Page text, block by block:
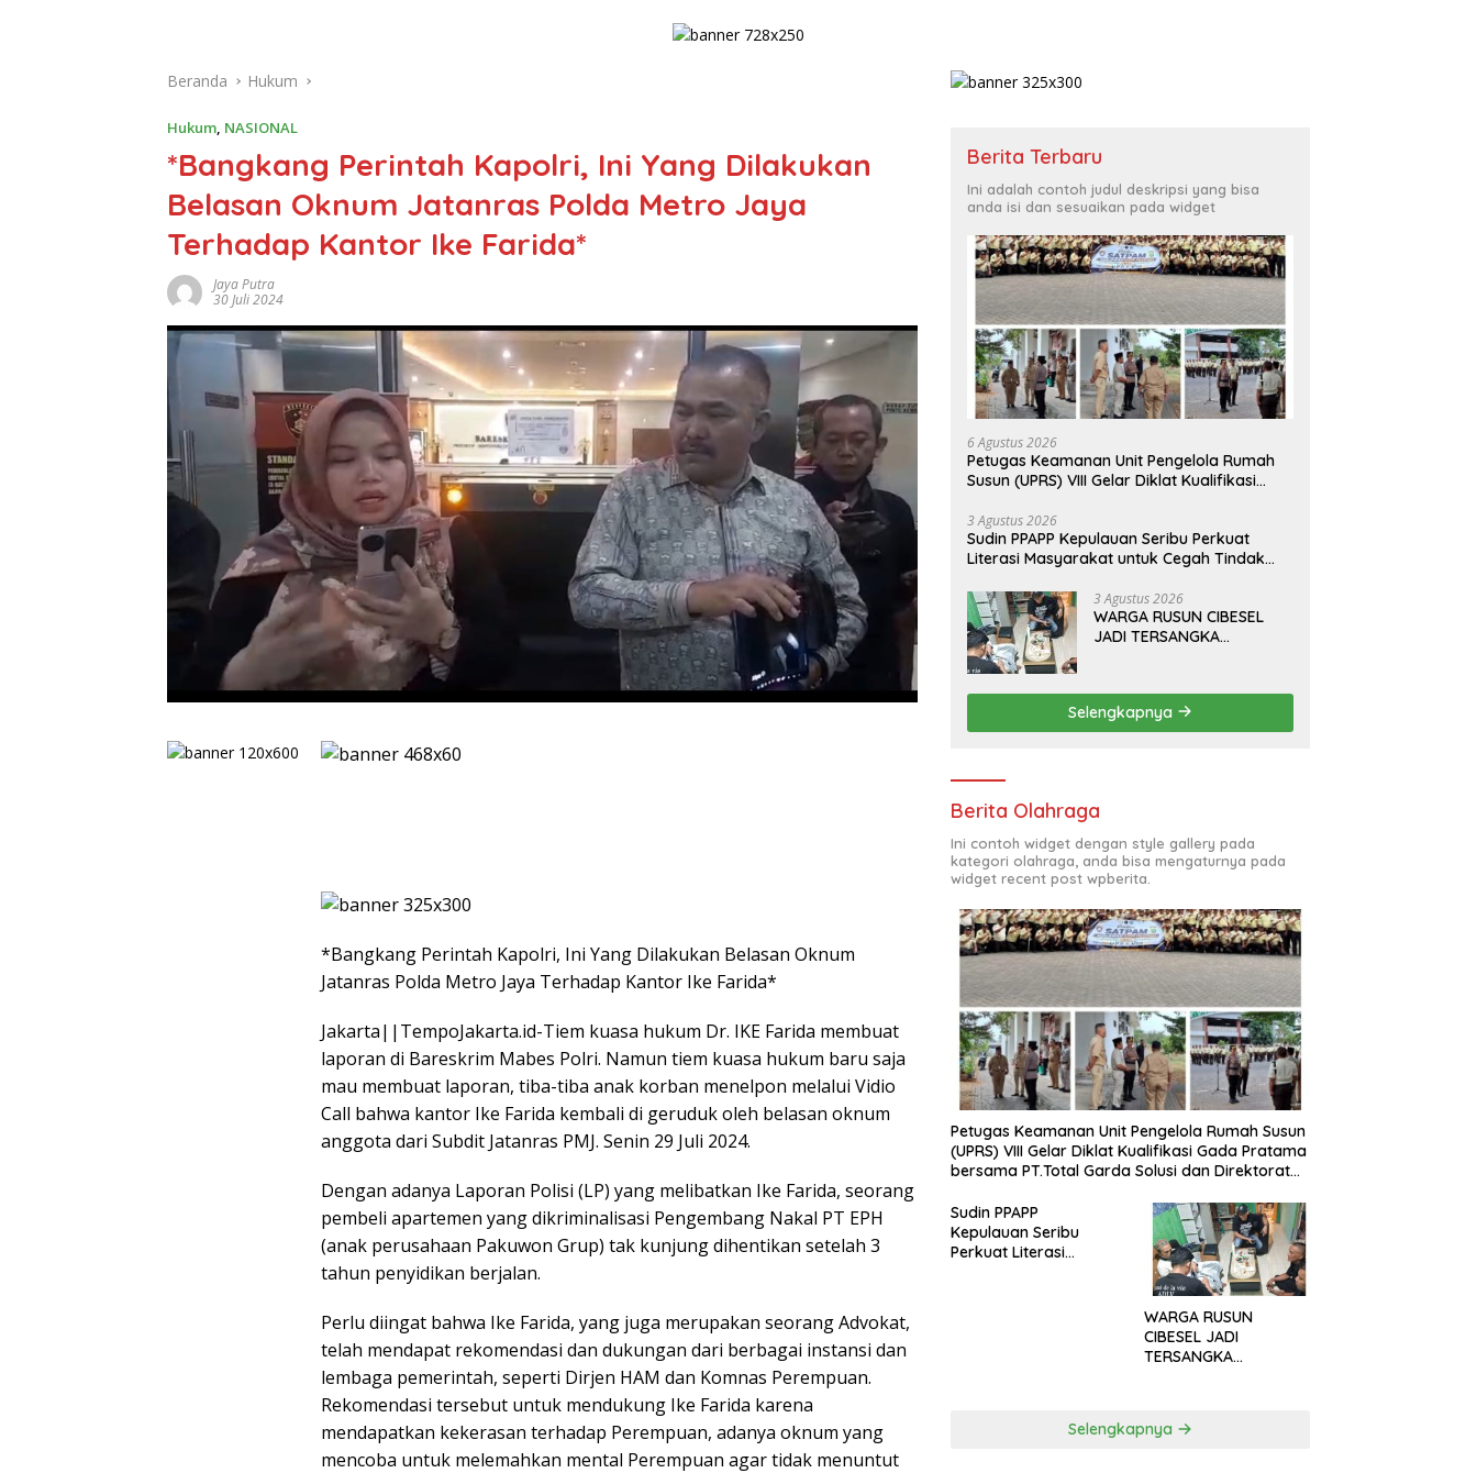
Beranda Hukum
Hukum NASIONAL
*Bangkang Perintah Kapolri, Ini Yang Dilakukan
Belasan Oknum Jatanras Polda Metro Jaya
Terhadap Kantor Ike Farida*
Jaya Putra
30 Juli 2024
*Bangkang Perintah Kapolri, Ini Yang Dilakukan Belasan Oknum
Jatanras Polda Metro Jaya Terhadap Kantor Ike Farida*
Jakarta||TempoJakarta.id-Tiem kuasa hukum Dr. IKE Farida membuat
laporan di Bareskrim Mabes Polri. Namun tiem kuasa hukum baru saja
mau membuat laporan, tiba-tiba anak korban menelpon melalui Vidio
Call bahwa kantor Ike Farida kembali di geruduk oleh belasan oknum
anggota dari Subdit Jatanras PMJ. Senin 29 Juli 2024.
Dengan adanya Laporan Polisi (LP) yang melibatkan Ike Farida, seorang
pembeli apartemen yang dikriminalisasi Pengembang Nakal PT EPH
(anak perusahaan Pakuwon Grup) tak kunjung dihentikan setelah 3
tahun penyidikan berjalan.
Perlu diingat bahwa Ike Farida, yang juga merupakan seorang Advokat,
telah mendapat rekomendasi dan dukungan dari berbagai instansi dan
lembaga pemerintah, seperti Dirjen HAM dan Komnas Perempuan.
Rekomendasi tersebut untuk mendukung Ike Farida karena
mendapatkan kekerasan terhadap Perempuan, adanya oknum yang
mencoba untuk melemahkan mental Perempuan agar tidak menuntut
Berita Terbaru
Ini adalah contoh judul deskripsi yang bisa
anda isi dan sesuaikan pada widget
6 Agustus 2026
Petugas Keamanan Unit Pengelola Rumah
Susun (UPRS) VIII Gelar Diklat Kualifikasi
Solusi dan Direktorat Bhabinkamtibmas
Polda Metro Jaya*
3 Agustus 2026
Sudin PPAPP Kepulauan Seribu Perkuat
Literasi Masyarakat untuk Cegah Tindak
3 Agustus 2026
WARGA RUSUN CIBESEL
JADI TERSANGKA
Selengkapnya
Berita Olahraga
Ini contoh widget dengan style gallery pada
kategori olahraga, anda bisa mengaturnya pada
widget recent post wpberita.
Petugas Keamanan Unit Pengelola Rumah Susun
(UPRS) VIII Gelar Diklat Kualifikasi Gada Pratama
bersama PT.Total Garda Solusi dan Direktorat
Sudin PPAPP
Kepulauan Seribu
Perkuat Literasi
WARGA RUSUN
CIBESEL JADI
TERSANGKA
Selengkapnya